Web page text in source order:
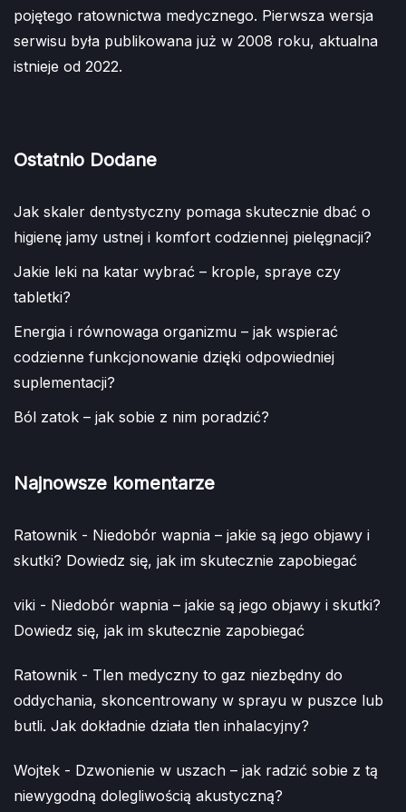
pojętego ratownictwa medycznego. Pierwsza wersja
serwisu była publikowana już w 2008 roku, aktualna
istnieje od 2022.
Ostatnio Dodane
Jak skaler dentystyczny pomaga skutecznie dbać o
higienę jamy ustnej i komfort codziennej pielęgnacji?
Jakie leki na katar wybrać – krople, spraye czy
tabletki?
Energia i równowaga organizmu – jak wspierać
codzienne funkcjonowanie dzięki odpowiedniej
suplementacji?
Ból zatok – jak sobie z nim poradzić?
Najnowsze komentarze
Ratownik - Niedobór wapnia – jakie są jego objawy i
skutki? Dowiedz się, jak im skutecznie zapobiegać
viki - Niedobór wapnia – jakie są jego objawy i skutki?
Dowiedz się, jak im skutecznie zapobiegać
Ratownik - Tlen medyczny to gaz niezbędny do
oddychania, skoncentrowany w sprayu w puszce lub
butli. Jak dokładnie działa tlen inhalacyjny?
Wojtek - Dzwonienie w uszach – jak radzić sobie z tą
niewygodną dolegliwością akustyczną?